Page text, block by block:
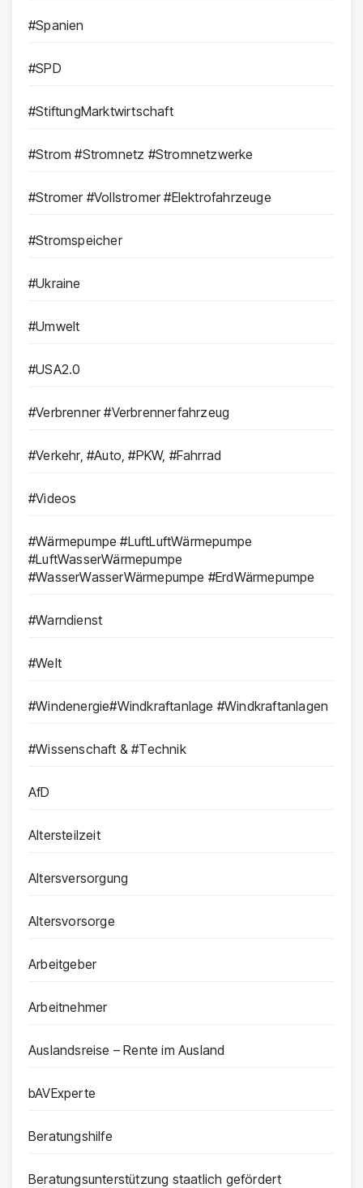
#Spanien
#SPD
#StiftungMarktwirtschaft
#Strom #Stromnetz #Stromnetzwerke
#Stromer #Vollstromer #Elektrofahrzeuge
#Stromspeicher
#Ukraine
#Umwelt
#USA2.0
#Verbrenner #Verbrennerfahrzeug
#Verkehr, #Auto, #PKW, #Fahrrad
#Videos
#Wärmepumpe #LuftLuftWärmepumpe
#LuftWasserWärmepumpe
#WasserWasserWärmepumpe #ErdWärmepumpe
#Warndienst
#Welt
#Windenergie#Windkraftanlage #Windkraftanlagen
#Wissenschaft & #Technik
AfD
Altersteilzeit
Altersversorgung
Altersvorsorge
Arbeitgeber
Arbeitnehmer
Auslandsreise – Rente im Ausland
bAVExperte
Beratungshilfe
Beratungsunterstützung staatlich gefördert